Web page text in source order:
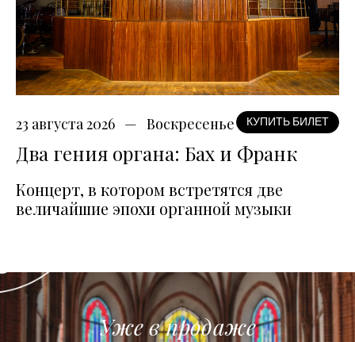
23 августа 2026 Воскресенье КУПИТЬ БИЛЕТ
Два гения органа: Бах и Франк
Концерт, в котором встретятся две
величайшие эпохи органной музыки
Уже в продаже